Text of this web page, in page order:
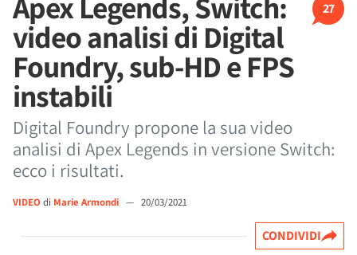
27
video analisi di Digital
Foundry, sub-HD e FPS
instabili
Digital Foundry propone la sua video
analisi di Apex Legends in versione Switch:
ecco i risultati.
VIDEO di Marie Armondi — 20/03/2021
CONDIVIDI